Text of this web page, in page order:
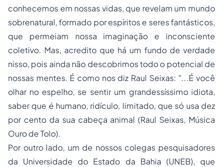
conhecemos em nossas vidas, que revelam um mundo
sobrenatural, formado por espíritos e seres fantásticos,
que permeiam nossa imaginação e inconsciente
coletivo. Mas, acredito que há um fundo de verdade
nisso, pois ainda não descobrimos todo o potencial de
nossas mentes. É como nos diz Raul Seixas: "...É você
olhar no espelho, se sentir um grandessíssimo idiota,
saber que é humano, ridículo, limitado, que só usa dez
por cento da sua cabeça animal (Raul Seixas, Música
Ouro de Tolo).
Por outro lado, um de nossos colegas pesquisadores
da Universidade do Estado da Bahia (UNEB), que